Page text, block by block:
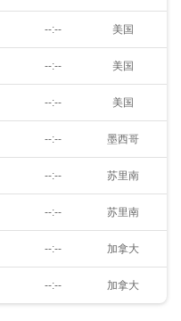
--:-- 美国
--:-- 美国
--:-- 美国
--:-- 墨西哥
--:-- 苏里南
--:-- 苏里南
--:-- 加拿大
--:-- 加拿大